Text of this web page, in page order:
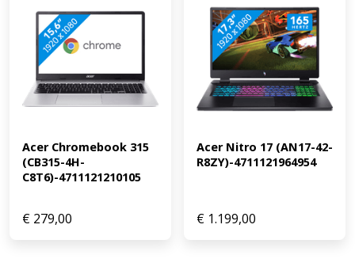
Acer Chromebook 315
(CB315-4H-
C8T6)-4711121210105
€ 279,00
Acer Nitro 17 (AN17-42-
R8ZY)-4711121964954
€ 1.199,00